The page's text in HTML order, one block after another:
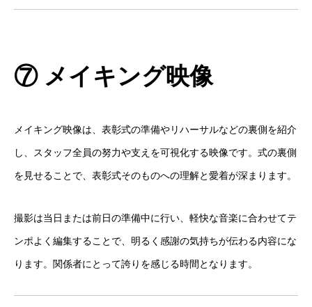
⑦ メイキング映像
メイキング映像は、表彰式の準備やリハーサルなどの裏側を紹介
し、スタッフ全員の努力や支えを可視化する映像です。式の裏側
を見せることで、表彰式そのものへの理解と愛着が深まります。
撮影は当日または前日の準備中に行い、軽快な音楽に合わせてテ
ンポよく編集することで、明るく感謝の気持ちが伝わる内容にな
ります。関係者にとって誇りを感じる時間となります。